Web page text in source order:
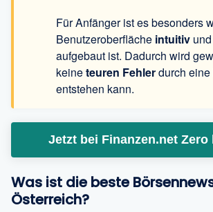
Für Anfänger ist es besonders
Benutzeroberfläche intuitiv und
aufgebaut ist. Dadurch wird
keineteuren Fehlerdurch
entstehen kann.
Jetzt bei Finanzen.net Zero
Was ist die beste
Österreich?